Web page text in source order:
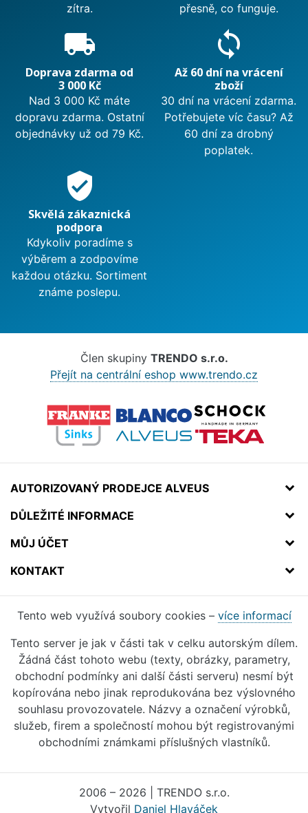
zítra.
přesně, co funguje.
local_shipping
Doprava zdarma od
3 000 Kč
Nad 3 000 Kč máte
dopravu zdarma. Ostatní
objednávky už od 79 Kč.
sync
Až 60 dní na vrácení
zboží
30 dní na vrácení zdarma.
Potřebujete víc času? Až
60 dní za drobný
poplatek.
verified_user
Skvělá zákaznická
podpora
Kdykoliv poradíme s
výběrem a zodpovíme
každou otázku. Sortiment
známe poslepu.
Člen skupiny TRENDO s.r.o.
Přejít na centrální eshop www.trendo.cz
AUTORIZOVANÝ PRODEJCE ALVEUS
DŮLEŽITÉ INFORMACE
MŮJ ÚČET
KONTAKT
Tento web využívá soubory cookies – více informací
Tento server je jak v části tak v celku autorským dílem.
Žádná část tohoto webu (texty, obrázky, parametry,
obchodní podmínky ani další části serveru) nesmí být
kopírována nebo jinak reprodukována bez výslovného
souhlasu provozovatele. Názvy a označení výrobků,
služeb, firem a společností mohou být registrovanými
obchodními známkami příslušných vlastníků.
2006 – 2026 | TRENDO s.r.o.
Vytvořil Daniel Hlaváček